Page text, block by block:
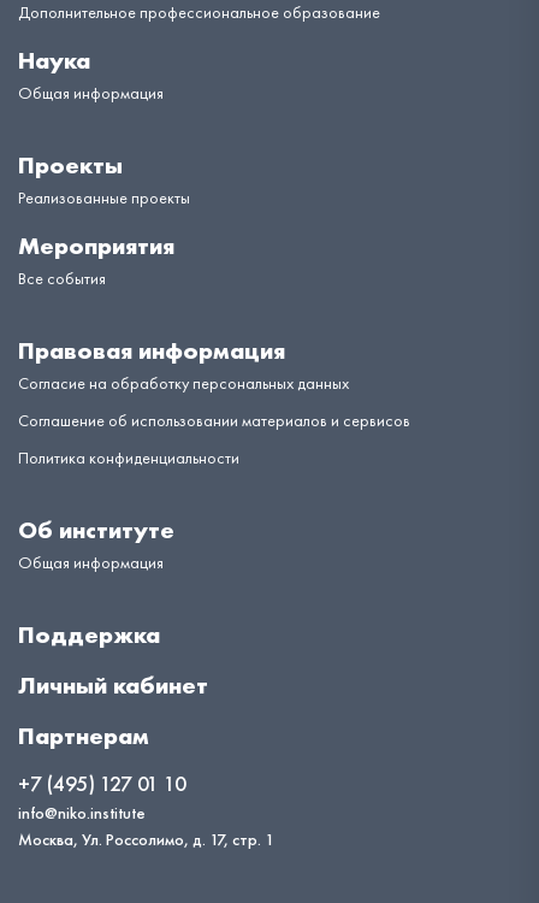
Дополнительное профессиональное образование
Наука
Общая информация
Проекты
Реализованные проекты
Мероприятия
Все события
Правовая информация
Согласие на обработку персональных данных
Соглашение об использовании материалов и сервисов
Политика конфиденциальности
Об институте
Общая информация
Поддержка
Личный кабинет
Партнерам
+7 (495) 127 01 10
info@niko.institute
Москва, Ул. Россолимо, д. 17, стр. 1